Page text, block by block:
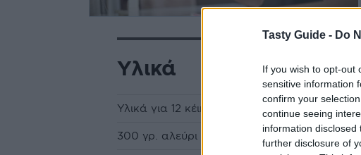
Tasty Guide - Do
If you wish to opt-out
sensitive information
confirm your
continue seeing
information
further disclosure of
Υλικά
Υλικά για 12 κέικ
300 γρ. αλεύρι για όλες τις χρήσεις